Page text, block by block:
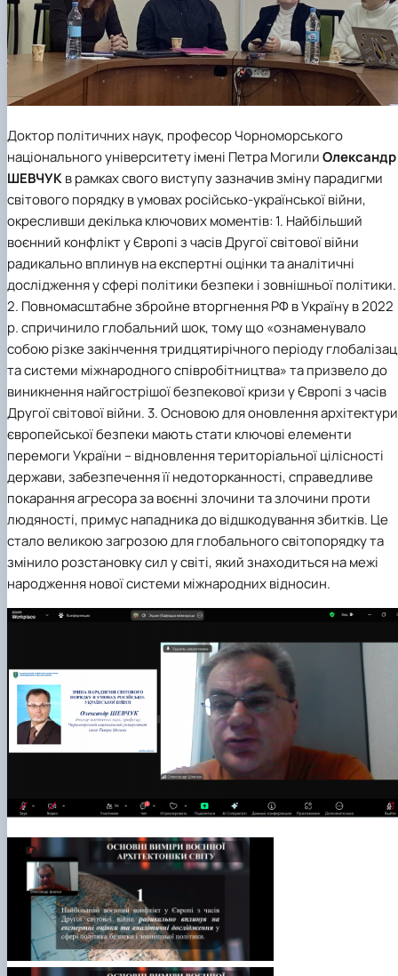
Доктор політичних наук, професор Чорноморського
національного університету імені Петра МогилиОлександр
ШЕВЧУКв рамках свого виступу зазначив зміну парадигми
світового порядку в умовах російсько-української війни,
окресливши декілька ключових моментів: 1. Найбільший
воєнний конфлікт у Європі з часів Другої світової війни
радикально вплинув на експертні оцінки та аналітичні
дослідження у сфері політики безпеки і зовнішньої політики.
2. Повномасштабне збройне вторгнення РФ в Україну в 2022
р. спричинило глобальний шок, тому що «ознаменувало
собою різке закінчення тридцятирічного періоду
та системи міжнародного співробітництва» та призвело до
виникнення найгострішої безпекової кризи у Європі з часів
Другої світової війни. 3. Основою для оновлення архітектури
європейської безпеки мають стати ключові елементи
перемоги України – відновлення територіальної цілісності
держави, забезпечення її недоторканності, справедливе
покарання агресора за воєнні злочини та злочини проти
людяності, примус нападника до відшкодування збитків. Це
стало великою загрозою для глобального світопорядку та
змінило розстановку сил у світі, який знаходиться на межі
народження нової системи міжнародних відносин.